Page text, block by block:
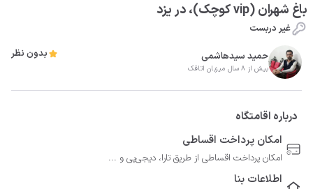
باغ شهران (vip کوچک)، در یزد
غیر دربست
حمید سیدهاشمی
بیش از 8 سال میزبان اتاقک
بدون نظر
درباره اقامتگاه
امکان پرداخت اقساطی
امکان پرداخت اقساطی از طریق تارا، دیجی‌پی و ...
اطلاعات بنا